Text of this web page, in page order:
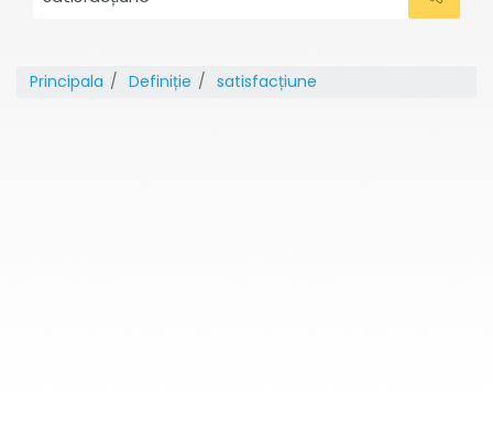
Principala Definiție satisfacțiune